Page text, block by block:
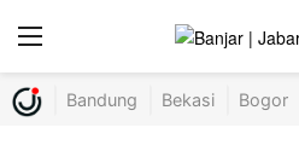
Bandung Bekasi Bogor